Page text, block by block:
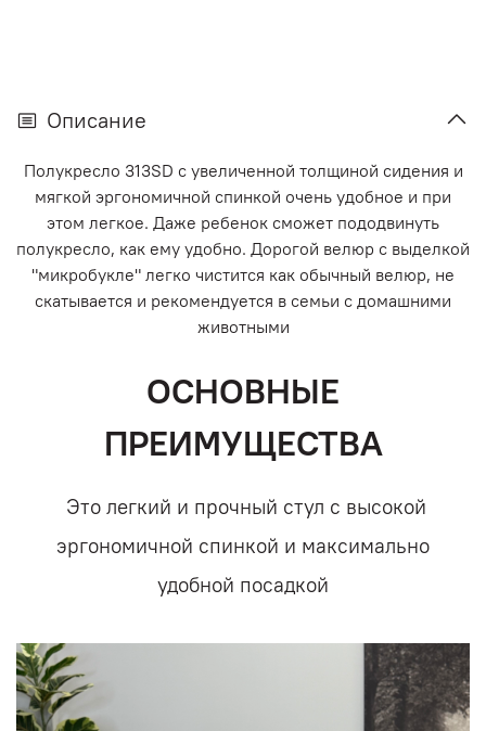
Описание
Полукресло 313SD с увеличенной толщиной сидения и
мягкой эргономичной спинкой очень удобное и при
этом легкое. Даже ребенок сможет пододвинуть
полукресло, как ему удобно. Дорогой велюр с выделкой
"микробукле" легко чистится как обычный велюр, не
скатывается и рекомендуется в семьи с домашними
животными
ОСНОВНЫЕ
ПРЕИМУЩЕСТВА
Это легкий и прочный стул с высокой
эргономичной спинкой и максимально
удобной посадкой